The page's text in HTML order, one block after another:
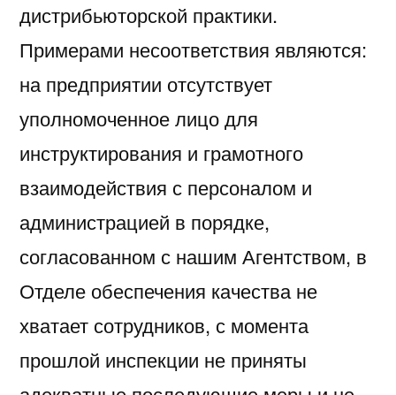
дистрибьюторской практики.
Примерами несоответствия являются:
на предприятии отсутствует
уполномоченное лицо для
инструктирования и грамотного
взаимодействия с персоналом и
администрацией в порядке,
согласованном с нашим Агентством, в
Отделе обеспечения качества не
хватает сотрудников, с момента
прошлой инспекции не приняты